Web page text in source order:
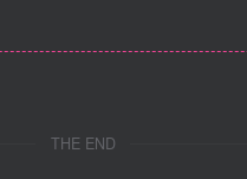
THE END